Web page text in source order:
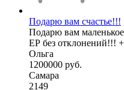
Подарю вам счастье!!!
Подарю вам
ЕР без отклонений!!!
Ольга
1200000 руб.
Самара
2149